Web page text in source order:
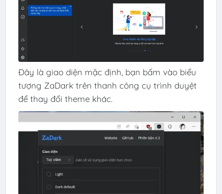
Đây là giao diện mặc định, bạn bấm vào biểu
tượng ZaDark trên thanh công cụ trình duyệt
để thay đổi theme khác.